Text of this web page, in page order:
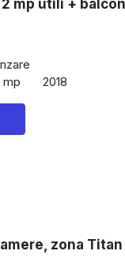
mp utili +
mp 2018
zona Titan